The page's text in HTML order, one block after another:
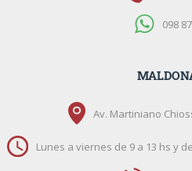
098
Av. Martiniano
Lunes a viernes de 9 a 13 hs y